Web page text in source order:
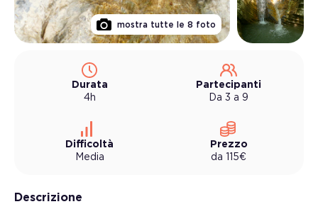
mostra tutte le 8 foto
Durata
4h
Partecipanti
Da 3 a 9
Difficoltà
Media
Prezzo
da
115€
Descrizione